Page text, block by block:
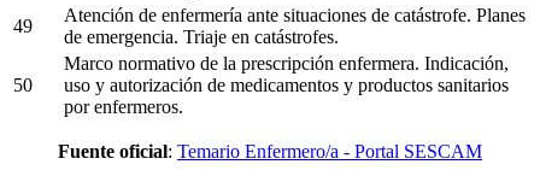
49
Atención de enfermería ante situaciones de catástrofe. Planes
de emergencia. Triaje en catástrofes.
50
Marco normativo de la prescripción enfermera. Indicación,
uso y autorización de medicamentos y productos sanitarios
por enfermeros.
Fuente oficial: Temario Enfermero/a - Portal SESCAM